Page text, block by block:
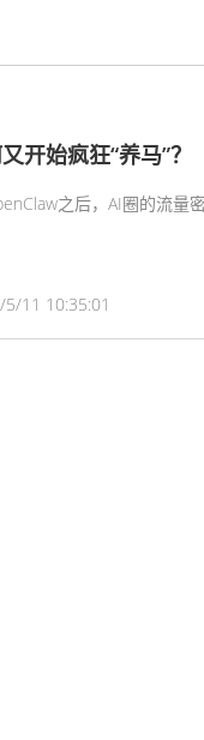
开始疯狂“养马”？
之后，AI圈的流量
5/11 10:35:01